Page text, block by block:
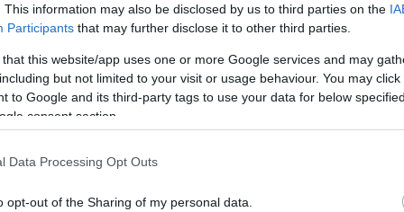
This information may also be disclosed by us to third parties on the
Participants that may further disclose it to other third parties.
that this website/app uses one or more Google services and may
but not limited to your visit or usage behaviour. You may
to Google and its third-party tags to use your data for below
consent section.
Data Processing Opt Outs
opt-out of the Sharing of my personal data.